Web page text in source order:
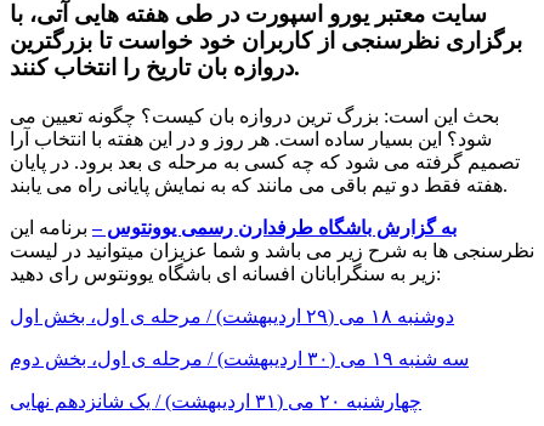
سایت معتبر یورو اسپورت در طی هفته هایی آتی، با
برگزاری نظرسنجی از کاربران خود خواست تا بزرگترین
دروازه بان تاریخ را انتخاب کنند.
بحث این است: بزرگ ترین دروازه بان کیست؟ چگونه تعیین می
شود؟ این بسیار ساده است. هر روز و در این هفته با انتخاب آرا
تصمیم گرفته می شود که چه کسی به مرحله ی بعد برود. در پایان
هفته فقط دو تیم باقی می مانند که به نمایش پایانی راه می یابند.
به گزارش باشگاه طرفدارن رسمی یوونتوس –برنامه این
نظرسنجی ها به شرح زیر می باشد و شما عزیزان میتوانید در لیست
زیر به سنگرابانان افسانه ای باشگاه یوونتوس رای دهید:
دوشنبه ۱۸ می (۲۹ اردیبهشت) / مرحله ی اول، بخش اول
سه شنبه ۱۹ می (۳۰ اردیبهشت) / مرحله ی اول، بخش دوم
چهارشنبه ۲۰ می (۳۱ اردیبهشت) / یک شانزدهم نهایی